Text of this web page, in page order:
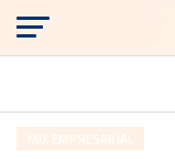
MIX EMPRESARIAL